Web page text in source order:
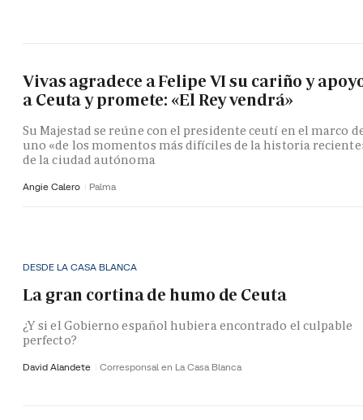
Vivas agradece a Felipe VI su cariño y
a Ceuta y promete: «El Rey vendrá»
Su Majestad se reúne con el presidente ceutí en el marco
uno «de los momentos más difíciles de la historia
de la ciudad autónoma
Angie Calero Palma
DESDE LA CASA BLANCA
La gran cortina de humo de Ceuta
¿Y si el Gobierno español hubiera encontrado el culpable
perfecto?
David Alandete Corresponsal en La Casa Blanca